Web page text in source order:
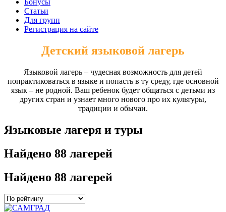
Бонусы
Статьи
Для групп
Регистрация на сайте
Детский языковой лагерь
Языковой лагерь – чудесная возможность для детей
попрактиковаться в языке и попасть в ту среду, где основной
язык – не родной. Ваш ребенок будет общаться с детьми из
других стран и узнает много нового про их культуры,
традиции и обычаи.
Языковые лагеря и туры
Найдено 88 лагерей
Найдено 88 лагерей